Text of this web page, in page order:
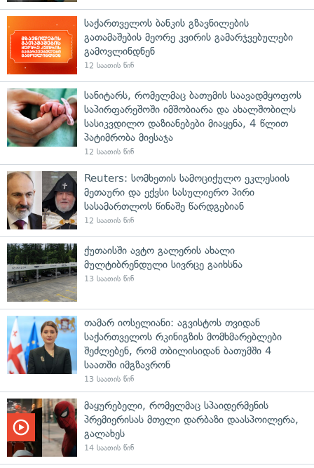
საქართველოს ბანკის გზავნილების
გათამაშების მეორე კვირის გამარჯვებულები
გამოვლინდნენ
12 საათის წინ
სანიტარს, რომელმაც ბათუმის საავადმყოფოს
საპირფარეშოში იმშობიარა და ახალშობილს
სასიკვდილო დაზიანებები მიაყენა, 4 წლით
პატიმრობა მიესაჯა
12 საათის წინ
Reuters: სომხეთის სამოციქულო ეკლესიის
მეთაური და ექვსი სასულიერო პირი
სასამართლოს წინაშე წარდგებიან
12 საათის წინ
ქუთაისში ავტო გალერის ახალი
მულტიბრენდული სივრცე გაიხსნა
13 საათის წინ
თამარ იოსელიანი: აგვისტოს თვიდან
საქართველოს რკინიგზის მომხმარებლები
შეძლებენ, რომ თბილისიდან ბათუმში 4
საათში იმგზავრონ
13 საათის წინ
მაყურებელი, რომელმაც სპაიდერმენის
პრემიერისას მთელი დარბაზი დაასპოილერა,
გალახეს
14 საათის წინ